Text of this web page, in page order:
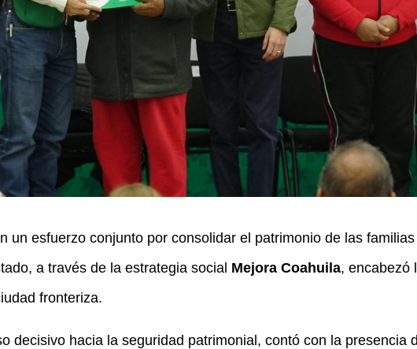
un esfuerzo conjunto por consolidar el patrimonio de las familias
a través de la estrategia social Mejora Coahuila, encabezó
fronteriza.
decisivo hacia la seguridad patrimonial, contó con la presencia